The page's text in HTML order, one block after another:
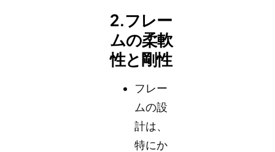
2.フレー
ムの柔軟
性と剛性
フレー
ムの設
計は、
特にか